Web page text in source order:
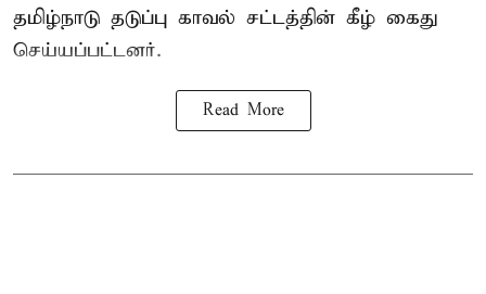
தமிழ்நாடு தடுப்பு காவல் சட்டத்தின் கீழ் கைது
செய்யப்பட்டனர்.
Read More